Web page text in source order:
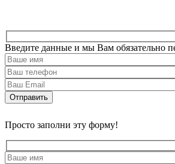
Введите данные и мы Вам обязательно
Просто заполни эту форму!